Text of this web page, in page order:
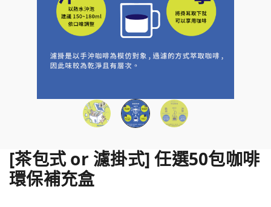
[茶包式 or 濾掛式] 任選50包咖啡
環保補充盒